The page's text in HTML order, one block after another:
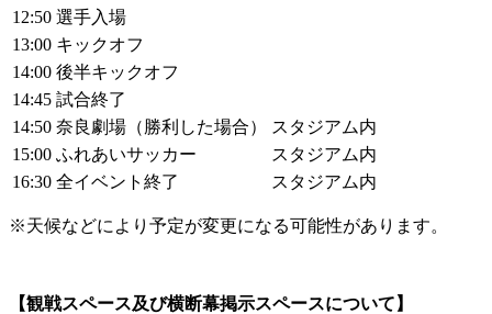
12:50 選手入場
13:00 キックオフ
14:00 後半キックオフ
14:45 試合終了
14:50 奈良劇場（勝利した場合）
スタジアム内
15:00 ふれあいサッカー
スタジアム内
16:30 全イベント終了 スタジアム内
※天候などにより予定が変更になる可能性があります。
【観戦スペース及び横断幕掲示スペースについて】